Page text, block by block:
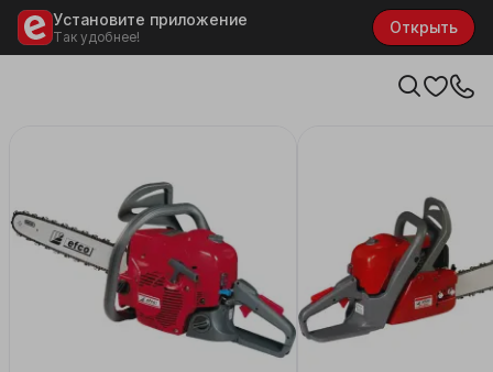
Установите приложение
Так удобнее!
Открыть